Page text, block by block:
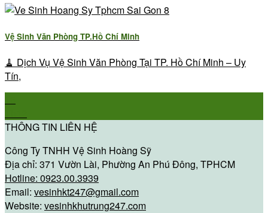
Vệ Sinh Văn Phòng TP.Hồ Chí Minh
🧹 Dịch Vụ Vệ Sinh Văn Phòng Tại TP. Hồ Chí Minh – Uy
Tín,
THÔNG TIN LIÊN HỆ
Công Ty TNHH Vệ Sinh Hoàng Sỹ
Địa chỉ: 371 Vườn Lài, Phường An Phú Đông, TPHCM
Hotline: 0923.00.3939
Email: vesinhkt247@gmail.com
Website: vesinhkhutrung247.com